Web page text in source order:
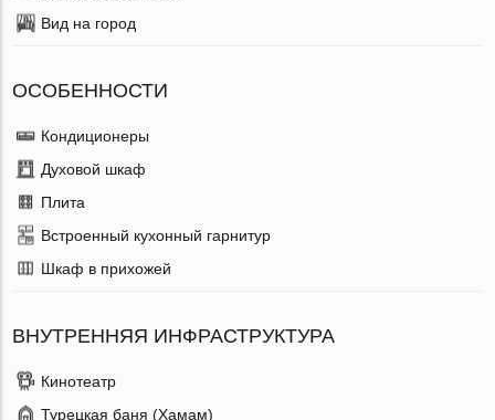
Вид на город
ОСОБЕННОСТИ
Кондиционеры
Духовой шкаф
Плита
Встроенный кухонный гарнитур
Шкаф в прихожей
ВНУТРЕННЯЯ ИНФРАСТРУКТУРА
Кинотеатр
Турецкая баня (Хамам)